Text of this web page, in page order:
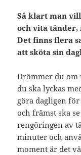
Så klart man
och vita
Det finns flera
att sköta sin
Drömmer du
du ska lyckas
göra dagligen
och främst ska
rengöringen av
minuter och
moment är det